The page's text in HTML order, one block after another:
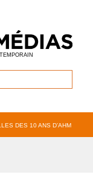
DES 10 ANS D’AHM